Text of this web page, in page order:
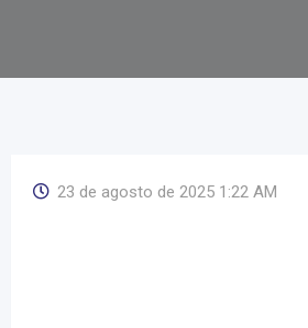
23 de agosto de 2025 1:22 AM